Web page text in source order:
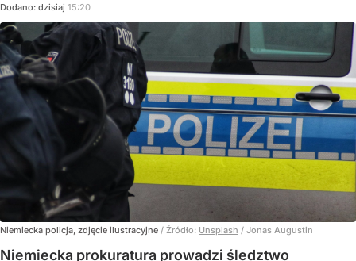
Dodano: dzisiaj 15:20
Niemiecka policja, zdjęcie ilustracyjne / Źródło: Unsplash / Jonas Augustin
Niemiecka prokuratura prowadzi śledztwo